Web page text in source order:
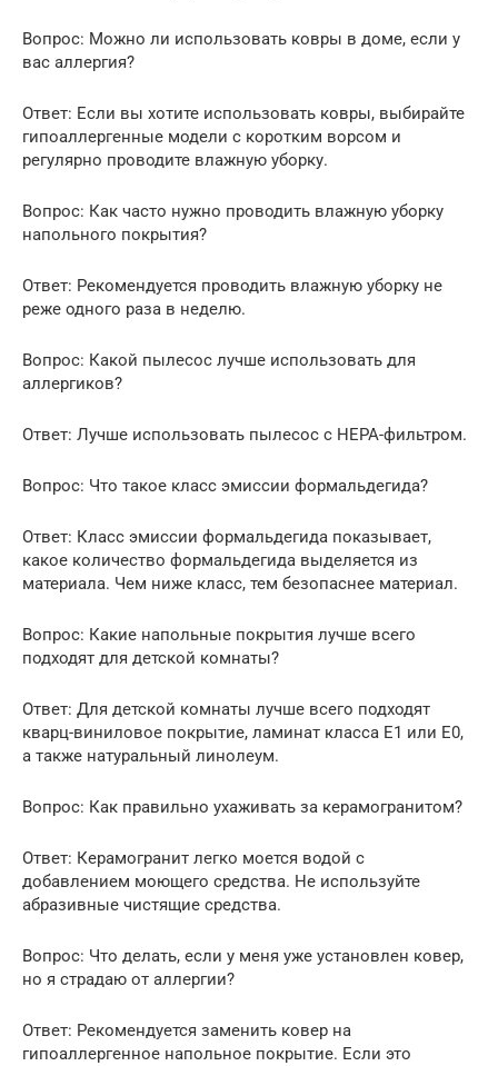
Вопрос: Можно ли использовать ковры в доме, если у
вас аллергия?
Ответ: Если вы хотите использовать ковры, выбирайте
гипоаллергенные модели с коротким ворсом и
регулярно проводите влажную уборку.
Вопрос: Как часто нужно проводить влажную уборку
напольного покрытия?
Ответ: Рекомендуется проводить влажную уборку не
реже одного раза в неделю.
Вопрос: Какой пылесос лучше использовать для
аллергиков?
Ответ: Лучше использовать пылесос с HEPA-фильтром.
Вопрос: Что такое класс эмиссии формальдегида?
Ответ: Класс эмиссии формальдегида показывает,
какое количество формальдегида выделяется из
материала. Чем ниже класс, тем безопаснее материал.
Вопрос: Какие напольные покрытия лучше всего
подходят для детской комнаты?
Ответ: Для детской комнаты лучше всего подходят
кварц-виниловое покрытие, ламинат класса E1 или E0,
а также натуральный линолеум.
Вопрос: Как правильно ухаживать за керамогранитом?
Ответ: Керамогранит легко моется водой с
добавлением моющего средства. Не используйте
абразивные чистящие средства.
Вопрос: Что делать, если у меня уже установлен ковер,
но я страдаю от аллергии?
Ответ: Рекомендуется заменить ковер на
гипоаллергенное напольное покрытие. Если это